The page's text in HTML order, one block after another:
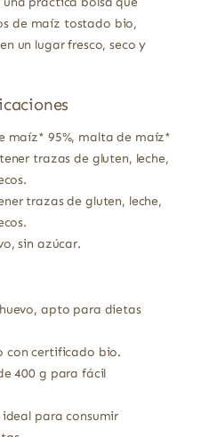
de maíz tostado bio,
un lugar fresco, seco y
maíz* 95%, malta de maíz*
trazas de gluten, leche,
trazas de gluten, leche,
sin azúcar.
apto para dietas
con certificado bio.
400 g para fácil
para consumir